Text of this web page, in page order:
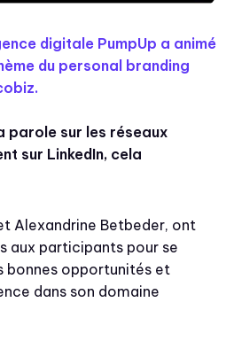
digitale PumpUp a animé
du personal branding
parole sur les réseaux
sur LinkedIn, cela
Alexandrine Betbeder, ont
aux participants pour se
bonnes opportunités et
dans son domaine